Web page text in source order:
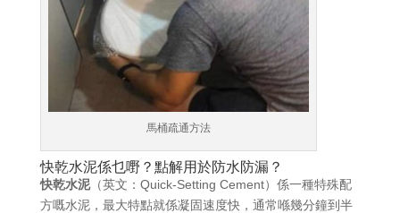
馬桶疏通方法
快乾水泥係乜嘢？點解用於防水防漏？
快乾水泥（英文：Quick-Setting Cement）係一種特殊配
方嘅水泥，最大特點就係凝固速度快，通常喺幾分鐘到半